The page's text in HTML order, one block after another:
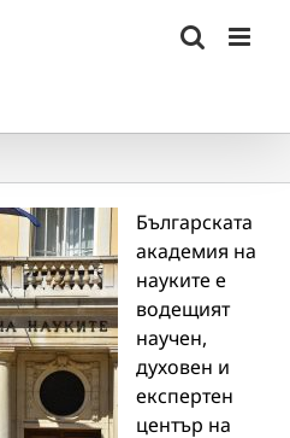
Българската
академия на
науките е
водещият
научен,
духовен и
експертен
център на